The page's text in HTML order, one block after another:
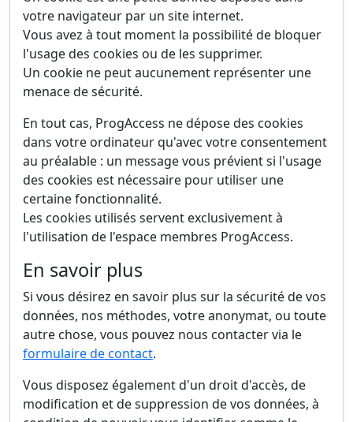
votre navigateur par un site internet.
Vous avez à tout moment la possibilité de bloquer
l'usage des cookies ou de les supprimer.
Un cookie ne peut aucunement représenter une
menace de sécurité.
En tout cas, ProgAccess ne dépose des cookies
dans votre ordinateur qu'avec votre consentement
au préalable : un message vous prévient si l'usage
des cookies est nécessaire pour utiliser une
certaine fonctionnalité.
Les cookies utilisés servent exclusivement à
l'utilisation de l'espace membres ProgAccess.
En savoir plus
Si vous désirez en savoir plus sur la sécurité de vos
données, nos méthodes, votre anonymat, ou toute
autre chose, vous pouvez nous contacter via le
formulaire de contact.
Vous disposez également d'un droit d'accès, de
modification et de suppression de vos données, à